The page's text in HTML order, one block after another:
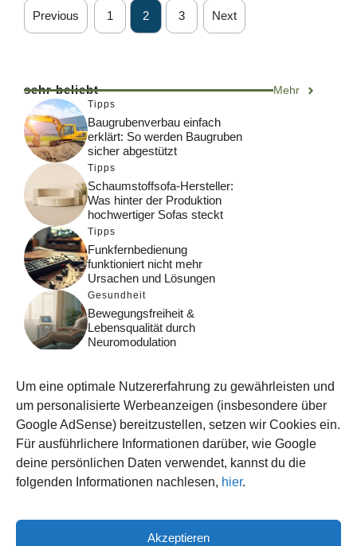
Um eine optimale Nutzererfahrung zu gewährleisten und
um personalisierte Werbeanzeigen (insbesondere über
Google AdSense) bereitzustellen, setzen wir Cookies ein.
Für ausführlichere Informationen darüber, wie Google
deine persönlichen Daten verwendet, kannst du die
folgenden Informationen nachlesen, hier.
Akzeptieren
Previous 1 2 3 Next
sehr beliebt Mehr
Tipps
Baugrubenverbau einfach
erklärt: So werden Baugruben
sicher abgestützt
Tipps
Schaumstoffsofa-Hersteller:
Was hinter der Produktion
hochwertiger Sofas steckt
Tipps
Funkfernbedienung
funktioniert nicht mehr
Ursachen und Lösungen
Gesundheit
Bewegungsfreiheit &
Lebensqualität durch
Neuromodulation
Gemüse im eigenen Garten
richtig planen
Wohnen
Wohntrends für moderne
Häuser: Stilvoll und
zeitgemäß